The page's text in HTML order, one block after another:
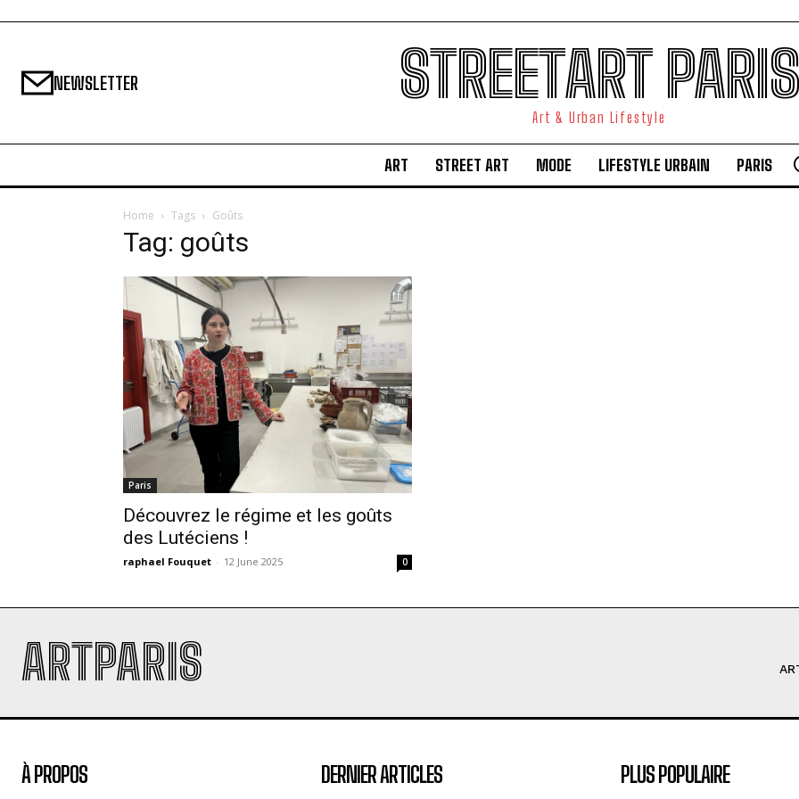
NEWSLETTER STREETART PARIS
Art & Urban Lifestyle
ART STREET ART MODE LIFESTYLE URBAIN PARIS
Home Tags Goûts
Tag: goûts
Paris
Découvrez le régime et les goûts
des Lutéciens !
raphael Fouquet - 12 June 2025 0
ARTPARIS
À PROPOS DERNIER ARTICLES PLUS POPULAIRE